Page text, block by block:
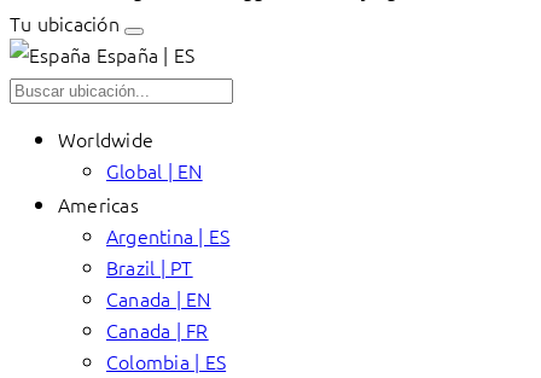
Tu ubicación
España | ES
Worldwide
Global | EN
Americas
Argentina | ES
Brazil | PT
Canada | EN
Canada | FR
Colombia | ES